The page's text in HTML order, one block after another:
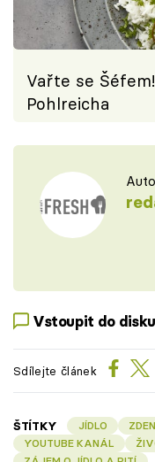
Vařte se
Pohlreicha
Vstoupit do
Sdílejte článek
ŠTÍTKY JÍDLO
YOUTUBE KANÁL